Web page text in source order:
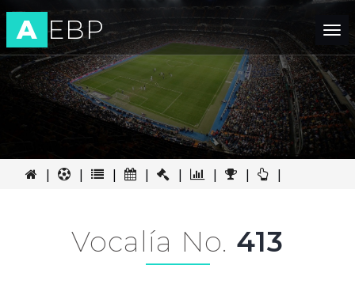
A EBP
| | | | | | | |
Vocalía No. 413